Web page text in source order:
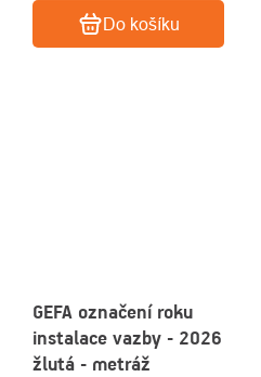
Do košíku
GEFA označení roku
instalace vazby - 2026
žlutá - metráž